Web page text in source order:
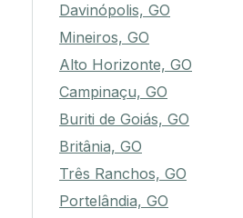
Davinópolis, GO
Mineiros, GO
Alto Horizonte, GO
Campinaçu, GO
Buriti de Goiás, GO
Britânia, GO
Três Ranchos, GO
Portelândia, GO